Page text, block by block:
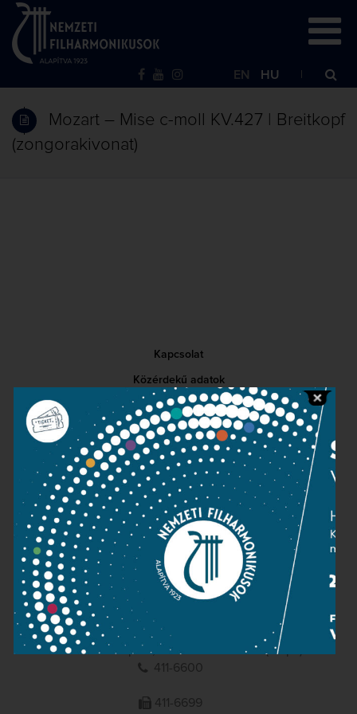
EN HU
Mozart – Mise c-moll KV.427 | Breitkopf
(zongorakivonat)
Kapcsolat
Közérdekű adatok
Sajtószoba
Adatvédelem
Impresszum
NEMZETI
FILHARMONIKUSOK
1095 Budapest, Komor Marcell u. 1. (Müpa)
411-6600
411-6699